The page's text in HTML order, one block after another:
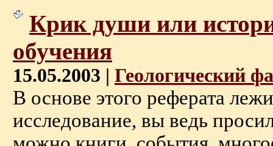
Крик души или
обучения
15.05.2003 | Геологический
В основе этого реферата
исследование, вы ведь